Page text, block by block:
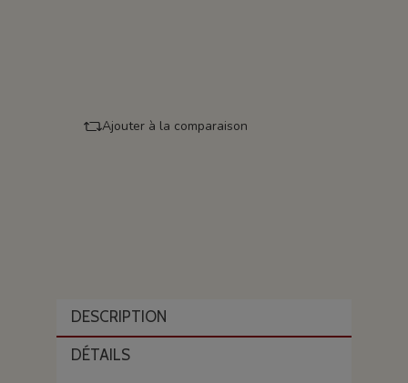
Ajouter à la comparaison
DESCRIPTION
DÉTAILS